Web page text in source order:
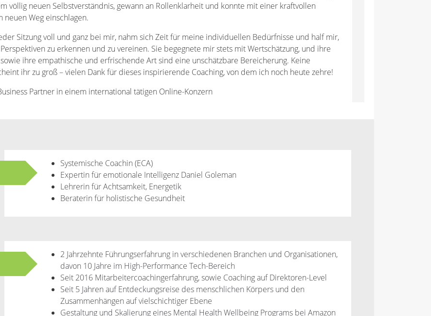
völlig neuen Selbstverständnis, gewann an Rollenklarheit und konnte mit einer kraftvollen
neuen Weg einschlagen.
Sitzung voll und ganz bei mir, nahm sich Zeit für meine individuellen Bedürfnisse und half mir,
zu erkennen und zu vereinen. Sie begegnete mir stets mit Wertschätzung, und ihre
ihre empathische und erfrischende Art sind eine unschätzbare Bereicherung. Keine
ihr zu groß – vielen Dank für dieses inspirierende Coaching, von dem ich noch heute zehre!
Partner in einem international tätigen Online-Konzern
Systemische Coachin (ECA)
Expertin für emotionale Intelligenz Daniel Goleman
Lehrerin für Achtsamkeit, Energetik
Beraterin für holistische Gesundheit
2 Jahrzehnte Führungserfahrung in verschiedenen Branchen und Organisationen,
davon 10 Jahre im High-Performance Tech-Bereich
Seit 2016 Mitarbeitercoachingerfahrung, sowie Coaching auf Direktoren-Level
Seit 5 Jahren auf Entdeckungsreise des menschlichen Körpers und den
Zusammenhängen auf vielschichtiger Ebene
Gestaltung und Skalierung eines Mental Health Wellbeing Programs bei Amazon